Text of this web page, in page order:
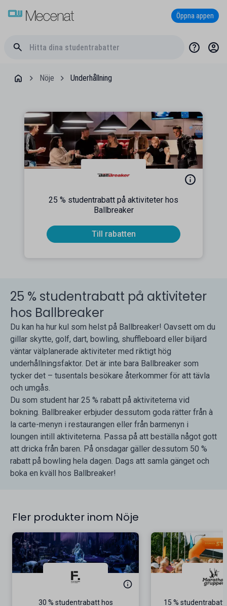
Öppna appen
Nöje Underhållning
25 % studentrabatt på aktiviteter hos
Ballbreaker
Till rabatten
25 % studentrabatt på aktiviteter
hos Ballbreaker
Du kan ha hur kul som helst på Ballbreaker! Oavsett om du
gillar skytte, golf, dart, bowling, shuffleboard eller biljard
väntar välplanerade aktiviteter med riktigt hög
underhållningsfaktor. Det är inte bara Ballbreaker som
tycker det – tusentals besökare återkommer för att tävla
och umgås.
Du som student har 25 % rabatt på aktiviteterna vid
bokning. Ballbreaker erbjuder dessutom goda rätter från à
la carte-menyn i restaurangen eller från barmenyn i
loungen intill aktiviteterna. Passa på att beställa något gott
att dricka från baren. På onsdagar gäller dessutom 50 %
rabatt på bowling hela dagen. Dags att samla gänget och
boka en kväll hos Ballbreaker!
Fler produkter inom Nöje
30 % studentrabatt hos
15 % studentrabatt